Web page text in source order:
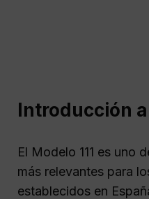
Introducción
El Modelo 111 es uno
más relevantes para
establecidos en